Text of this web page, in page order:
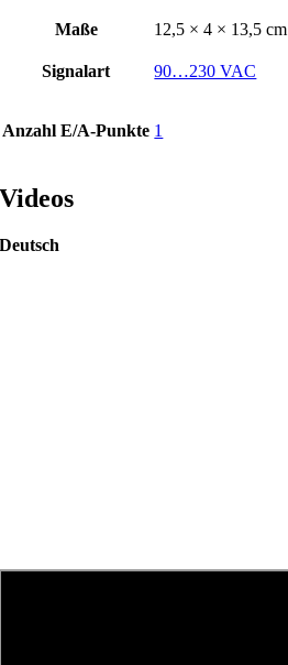
Maße 12,5 × 4 × 13,5 cm
Signalart 90…230 VAC
Anzahl E/A-Punkte 1
Videos
Deutsch